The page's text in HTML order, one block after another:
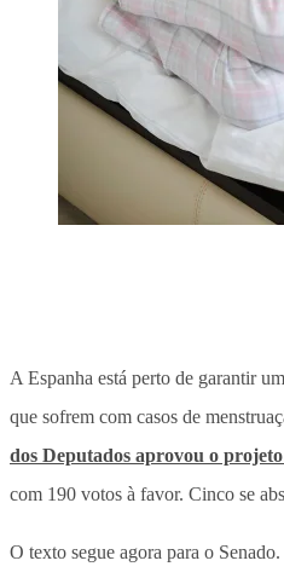
A Espanha está perto de garantir
que sofrem com casos de
dos Deputados aprovou o
com 190 votos à favor. Cinco se
O texto segue agora para o